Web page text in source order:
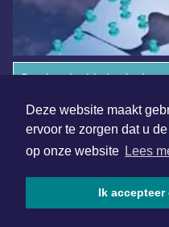
Deze website maakt
ervoor te zorgen dat u
op onze website Lees
Ik accepteer
Overige dagbladen in de
Algemene voorwaarden
Disclaimer